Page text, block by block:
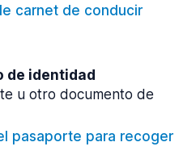
carnet de conducir
de identidad
u otro documento de
pasaporte para recoger